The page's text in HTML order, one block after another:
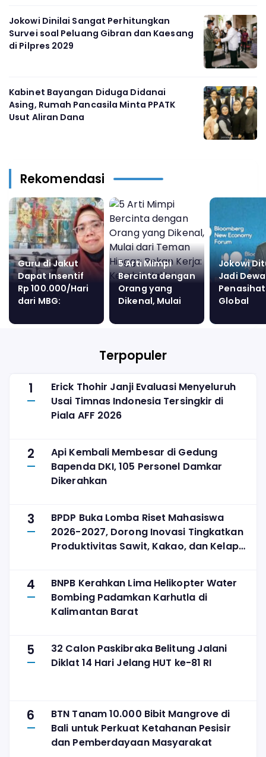
Jokowi Dinilai Sangat Perhitungkan
Survei soal Peluang Gibran dan Kaesang
di Pilpres 2029
Kabinet Bayangan Diduga Didanai
Asing, Rumah Pancasila Minta PPATK
Usut Aliran Dana
Rekomendasi
Guru di Jakut
Dapat Insentif
Rp 100.000/Hari
dari MBG:
Meningkat!
5 Arti Mimpi
Bercinta dengan
Orang yang
Dikenal, Mulai
Hingga Rekan
Hal Ini, Jangan
Senang Dulu!
Jokowi
Jadi
Penasihat
Global
Berpidato
Terpopuler
1
Erick Thohir Janji Evaluasi Menyeluruh
Usai Timnas Indonesia Tersingkir di
Piala AFF 2026
2
Api Kembali Membesar di Gedung
Bapenda DKI, 105 Personel Damkar
Dikerahkan
3
BPDP Buka Lomba Riset Mahasiswa
2026-2027, Dorong Inovasi Tingkatkan
Produktivitas Sawit, Kakao, dan Kelapa
4
BNPB Kerahkan Lima Helikopter Water
Bombing Padamkan Karhutla di
Kalimantan Barat
5
32 Calon Paskibraka Belitung Jalani
Diklat 14 Hari Jelang HUT ke-81 RI
6
BTN Tanam 10.000 Bibit Mangrove di
Bali untuk Perkuat Ketahanan Pesisir
dan Pemberdayaan Masyarakat